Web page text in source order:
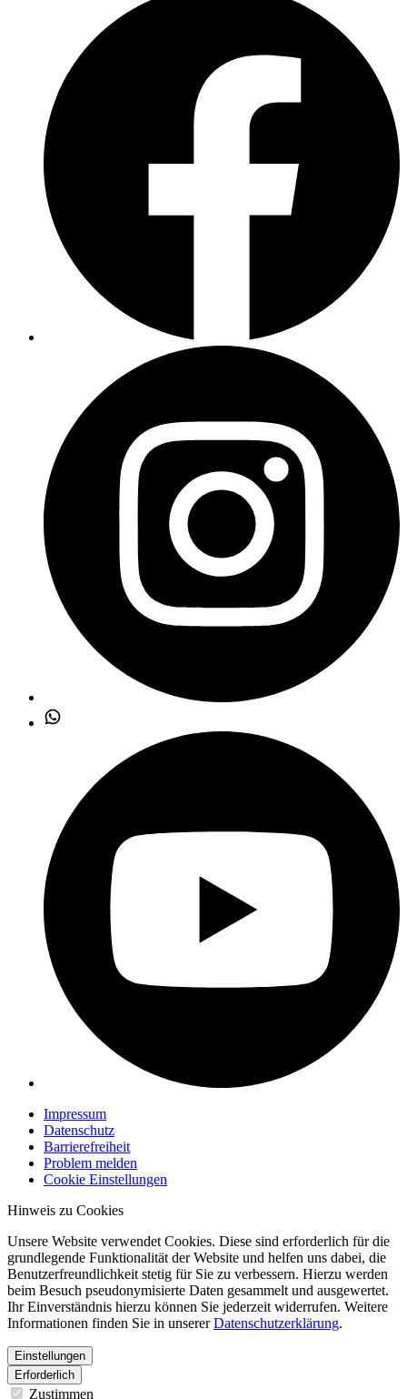
Impressum
Datenschutz
Barrierefreiheit
Problem melden
Cookie Einstellungen
Hinweis zu Cookies
Unsere Website verwendet Cookies. Diese sind erforderlich für die
grundlegende Funktionalität der Website und helfen uns dabei, die
Benutzerfreundlichkeit stetig für Sie zu verbessern. Hierzu werden
beim Besuch pseudonymisierte Daten gesammelt und ausgewertet.
Ihr Einverständnis hierzu können Sie jederzeit widerrufen. Weitere
Informationen finden Sie in unsererDatenschutzerklärung.
Einstellungen
Erforderlich
Zustimmen